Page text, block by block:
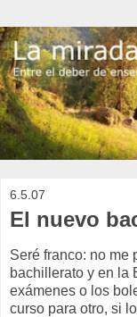
6.5.07
El nuevo
Seré franco: no me
bachillerato y en la
exámenes o los
curso para otro, si